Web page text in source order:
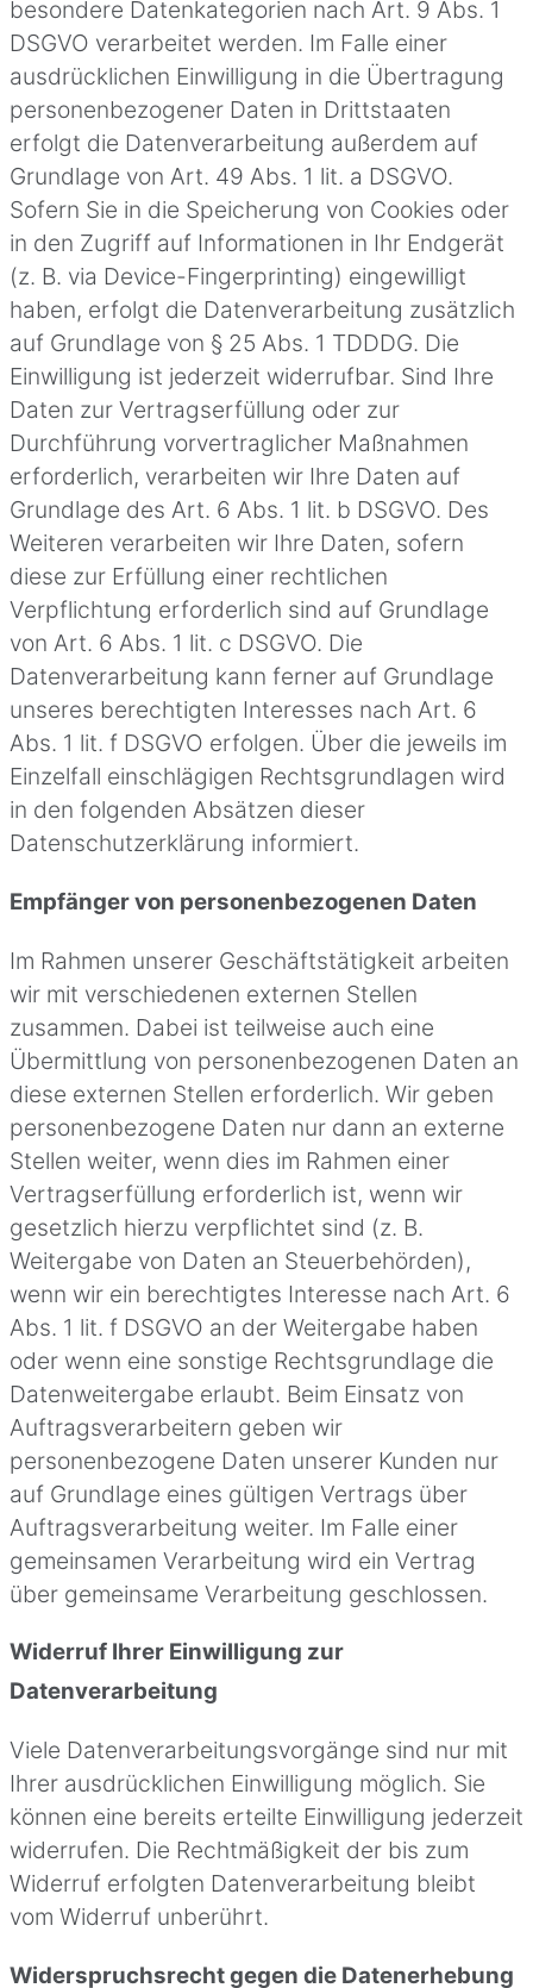
besondere Datenkategorien nach Art. 9 Abs. 1
DSGVO verarbeitet werden. Im Falle einer
ausdrücklichen Einwilligung in die Übertragung
personenbezogener Daten in Drittstaaten
erfolgt die Datenverarbeitung außerdem auf
Grundlage von Art. 49 Abs. 1 lit. a DSGVO.
Sofern Sie in die Speicherung von Cookies oder
in den Zugriff auf Informationen in Ihr Endgerät
(z. B. via Device-Fingerprinting) eingewilligt
haben, erfolgt die Datenverarbeitung zusätzlich
auf Grundlage von § 25 Abs. 1 TDDDG. Die
Einwilligung ist jederzeit widerrufbar. Sind Ihre
Daten zur Vertragserfüllung oder zur
Durchführung vorvertraglicher Maßnahmen
erforderlich, verarbeiten wir Ihre Daten auf
Grundlage des Art. 6 Abs. 1 lit. b DSGVO. Des
Weiteren verarbeiten wir Ihre Daten, sofern
diese zur Erfüllung einer rechtlichen
Verpflichtung erforderlich sind auf Grundlage
von Art. 6 Abs. 1 lit. c DSGVO. Die
Datenverarbeitung kann ferner auf Grundlage
unseres berechtigten Interesses nach Art. 6
Abs. 1 lit. f DSGVO erfolgen. Über die jeweils im
Einzelfall einschlägigen Rechtsgrundlagen wird
in den folgenden Absätzen dieser
Datenschutzerklärung informiert.
Empfänger von personenbezogenen Daten
Im Rahmen unserer Geschäftstätigkeit arbeiten
wir mit verschiedenen externen Stellen
zusammen. Dabei ist teilweise auch eine
Übermittlung von personenbezogenen Daten an
diese externen Stellen erforderlich. Wir geben
personenbezogene Daten nur dann an externe
Stellen weiter, wenn dies im Rahmen einer
Vertragserfüllung erforderlich ist, wenn wir
gesetzlich hierzu verpflichtet sind (z. B.
Weitergabe von Daten an Steuerbehörden),
wenn wir ein berechtigtes Interesse nach Art. 6
Abs. 1 lit. f DSGVO an der Weitergabe haben
oder wenn eine sonstige Rechtsgrundlage die
Datenweitergabe erlaubt. Beim Einsatz von
Auftragsverarbeitern geben wir
personenbezogene Daten unserer Kunden nur
auf Grundlage eines gültigen Vertrags über
Auftragsverarbeitung weiter. Im Falle einer
gemeinsamen Verarbeitung wird ein Vertrag
über gemeinsame Verarbeitung geschlossen.
Widerruf Ihrer Einwilligung zur
Datenverarbeitung
Viele Datenverarbeitungsvorgänge sind nur mit
Ihrer ausdrücklichen Einwilligung möglich. Sie
können eine bereits erteilte Einwilligung jederzeit
widerrufen. Die Rechtmäßigkeit der bis zum
Widerruf erfolgten Datenverarbeitung bleibt
vom Widerruf unberührt.
Widerspruchsrecht gegen die Datenerhebung